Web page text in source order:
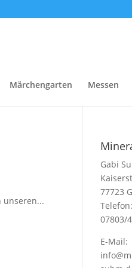
Märchengarten Messen
unseren...
Gabi
77723
Telefon:
07803/
E-Mail: